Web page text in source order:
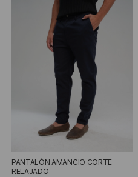
PANTALÓN AMANCIO CORTE
RELAJADO